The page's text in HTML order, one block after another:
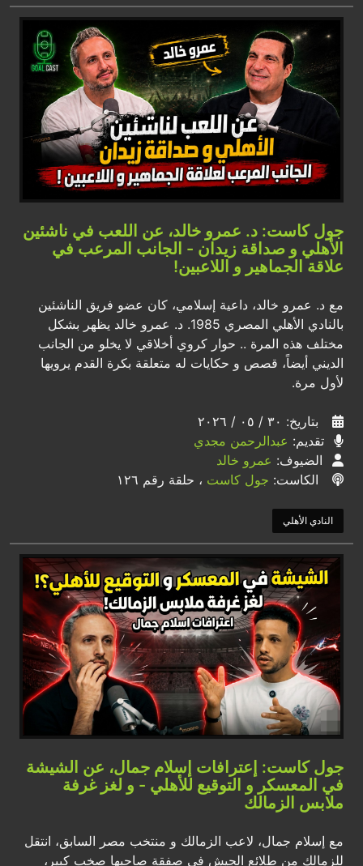
جول كاست: د. عمرو خالد، عن اللعب في ناشئين
الأهلي و صداقة زيدان - الجانب المرعب في
علاقة الجماهير و اللاعبين!
مع د. عمرو خالد، داعية إسلامي، كان عضو فريق الناشئين
بالنادي الأهلي المصري 1985. د. عمرو خالد يظهر بشكل
مختلف هذه المرة .. حوار كروي أخلاقي لا يخلو من الجانب
الديني أيضاً، قصص و حكايات له متعلقة بكرة القدم يرويها
لأول مرة.
بتاريخ: ٣٠ / ٠٥ / ٢٠٢٦
تقديم: عبدالرحمن مجدي
الضيوف: عمرو خالد
الكاست: جول كاست ، حلقة رقم ١٢٦
النادي الأهلي
جول كاست: إعترافات إسلام جمال، عن الشيشة
في المعسكر و التوقيع للأهلي - و لغز غرفة
ملابس الزمالك
مع إسلام جمال، لاعب الزمالك و منتخب مصر السابق، انتقل
للزمالك من طلائع الجيش في صفقة صاحبها صخب كبير،